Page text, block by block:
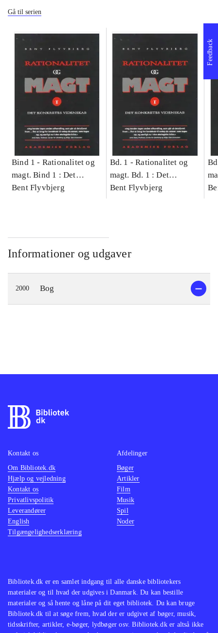
Gå til serien
Bind 1 - Rationalitet og
magt. Bind 1 : Det
konkretes videnskab
Bent Flyvbjerg
Bd. 1 -Rationalitet og
magt. Bd. 1 : Det
konkretes videnskab
Bent Flyvbjerg
Informationer og udgaver
2000 Bog
Feedback
Bibliotek.dk er en samlet indgang til alle danske bibliotekers
materialer og til hvad der udgives i Danmark. Du kan bestille
materialer og så hente og låne på dit eget bibliotek. Du kan bruge
Bibliotek.dk til at søge frem, hvad der er udgivet af bøger, musik,
tidsskrifter, artikler, e-bøger, lydbøger osv. Bibliotek.dk er altså ikke
Kontakt os
Om Bibliotek.dk
Hjælp og vejledning
Kontakt os
Privatlivspolitik
Leverandører
English
Tilgængelighedserklæring
Afdelinger
Bøger
Artikler
Film
Musik
Spil
Noder